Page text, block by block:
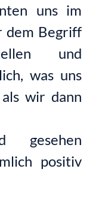
uns im
dem Begriff
und
was uns
wir dann
gesehen
positiv